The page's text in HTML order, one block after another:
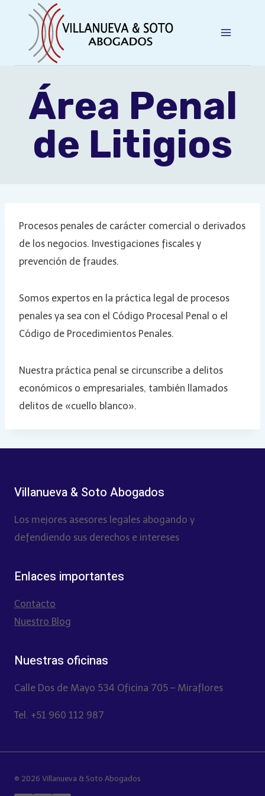
contenido
Área Penal
de Litigios
Procesos penales de carácter comercial o derivados
de los negocios. Investigaciones fiscales y
prevención de fraudes.
Somos expertos en la práctica legal de procesos
penales ya sea con el Código Procesal Penal o el
Código de Procedimientos Penales.
Nuestra práctica penal se circunscribe a delitos
económicos o empresariales, también llamados
delitos de «cuello blanco».
Villanueva & Soto Abogados
Los mejores asesores legales abogando y
defendiendo sus derechos e intereses
Enlaces importantes
Contacto
Nuestro Blog
Nuestras oficinas
Calle Dos de Mayo 534 Oficina 705 – Miraflores
Tel. +51 960 112 987
© 2026 Villanueva & Soto Abogados